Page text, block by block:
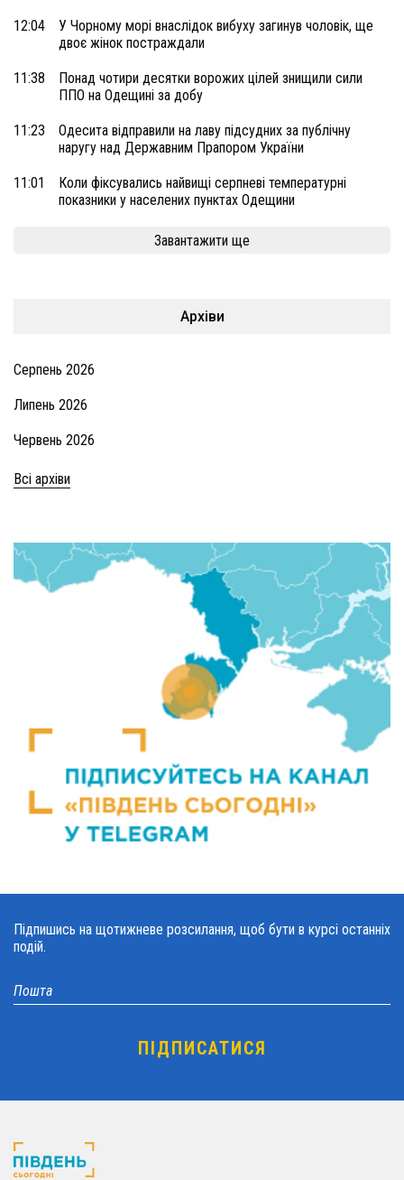
12:04
У Чорному морі внаслідок вибуху загинув чоловік, ще
двоє жінок постраждали
11:38
Понад чотири десятки ворожих цілей знищили сили
ППО на Одещині за добу
11:23
Одесита відправили на лаву підсудних за публічну
наругу над Державним Прапором України
11:01
Коли фіксувались найвищі серпневі температурні
показники у населених пунктах Одещини
Завантажити ще
Архіви
Серпень 2026
Липень 2026
Червень 2026
Всі архіви
Підпишись на щотижневе розсилання, щоб бути в курсі останніх
подій.